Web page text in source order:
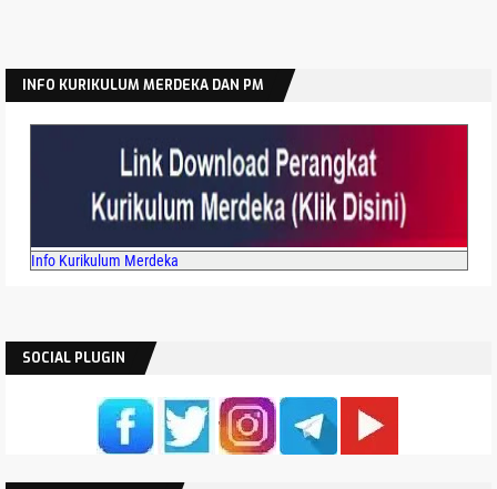
Latihan Soal Asesmen Sumatif Akhir Jenjang SMP
Tahun 2026
Tahun 2026
INFO KURIKULUM MERDEKA DAN PM
Info Kurikulum Merdeka
SOCIAL PLUGIN